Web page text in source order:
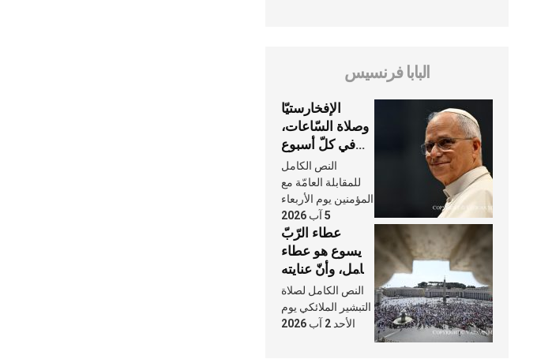
البابا فرنسيس
الإفخارستيّا
وصلاة السّاعات،
في كلّ أسبوع
وكلّ يوم، هما
النَّفَس في حياة
الكنيسة
النص الكامل
للمقابلة العامّة مع
المؤمنين يوم الأربعاء
5 آب 2026
عطاء الرّبّ
يسوع هو عطاء
شامل، وأنّ عنايته
بنا لا تغيب عنّا
أبدًا
النص الكامل لصلاة
التبشير الملائكي يوم
الأحد 2 آب 2026